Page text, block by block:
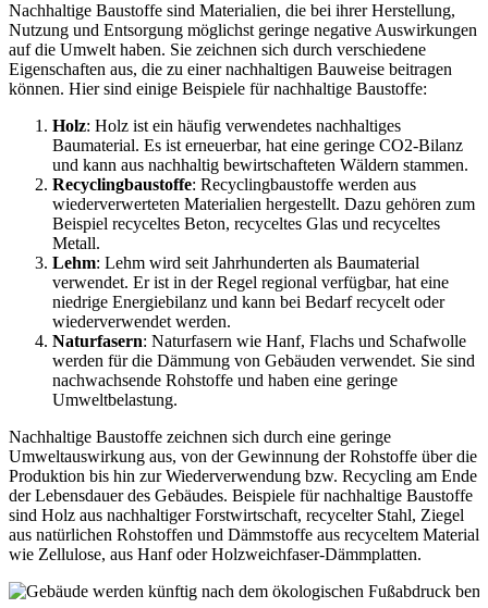
Nachhaltige Baustoffe sind Materialien, die bei ihrer Herstellung,
Nutzung und Entsorgung möglichst geringe negative Auswirkungen
auf die Umwelt haben. Sie zeichnen sich durch verschiedene
Eigenschaften aus, die zu einer nachhaltigen Bauweise beitragen
können. Hier sind einige Beispiele für nachhaltige Baustoffe:
Holz: Holz ist ein häufig verwendetes nachhaltiges
Baumaterial. Es ist erneuerbar, hat eine geringe CO2-Bilanz
und kann aus nachhaltig bewirtschafteten Wäldern stammen.
Recyclingbaustoffe: Recyclingbaustoffe werden aus
wiederverwerteten Materialien hergestellt. Dazu gehören zum
Beispiel recyceltes Beton, recyceltes Glas und recyceltes
Metall.
Lehm: Lehm wird seit Jahrhunderten als Baumaterial
verwendet. Er ist in der Regel regional verfügbar, hat eine
niedrige Energiebilanz und kann bei Bedarf recycelt oder
wiederverwendet werden.
Naturfasern: Naturfasern wie Hanf, Flachs und Schafwolle
werden für die Dämmung von Gebäuden verwendet. Sie sind
nachwachsende Rohstoffe und haben eine geringe
Umweltbelastung.
Nachhaltige Baustoffe zeichnen sich durch eine geringe
Umweltauswirkung aus, von der Gewinnung der Rohstoffe über die
Produktion bis hin zur Wiederverwendung bzw. Recycling am Ende
der Lebensdauer des Gebäudes. Beispiele für nachhaltige Baustoffe
sind Holz aus nachhaltiger Forstwirtschaft, recycelter Stahl, Ziegel
aus natürlichen Rohstoffen und Dämmstoffe aus recyceltem Material
wie Zellulose, aus Hanf oder Holzweichfaser-Dämmplatten.